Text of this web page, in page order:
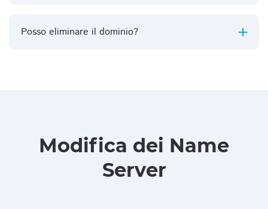
Posso eliminare il dominio?
Modifica dei Name
Server